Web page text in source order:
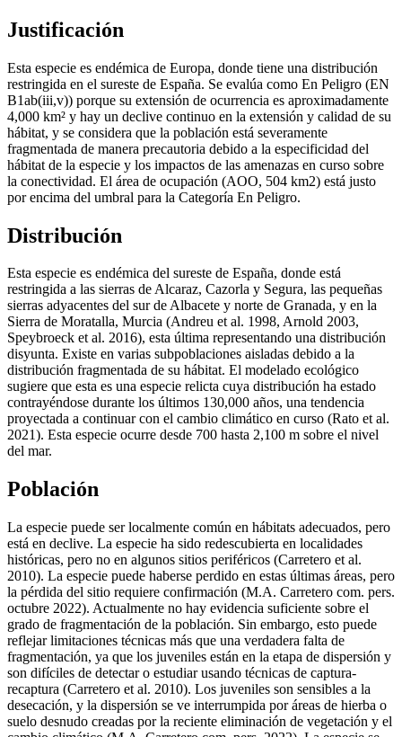
Justificación
Esta especie es endémica de Europa, donde tiene una distribución
restringida en el sureste de España. Se evalúa como En Peligro (EN
B1ab(iii,v)) porque su extensión de ocurrencia es aproximadamente
4,000 km² y hay un declive continuo en la extensión y calidad de su
hábitat, y se considera que la población está severamente
fragmentada de manera precautoria debido a la especificidad del
hábitat de la especie y los impactos de las amenazas en curso sobre
la conectividad. El área de ocupación (AOO, 504 km2) está justo
por encima del umbral para la Categoría En Peligro.
Distribución
Esta especie es endémica del sureste de España, donde está
restringida a las sierras de Alcaraz, Cazorla y Segura, las pequeñas
sierras adyacentes del sur de Albacete y norte de Granada, y en la
Sierra de Moratalla, Murcia (Andreu et al. 1998, Arnold 2003,
Speybroeck et al. 2016), esta última representando una distribución
disyunta. Existe en varias subpoblaciones aisladas debido a la
distribución fragmentada de su hábitat. El modelado ecológico
sugiere que esta es una especie relicta cuya distribución ha estado
contrayéndose durante los últimos 130,000 años, una tendencia
proyectada a continuar con el cambio climático en curso (Rato et al.
2021). Esta especie ocurre desde 700 hasta 2,100 m sobre el nivel
del mar.
Población
La especie puede ser localmente común en hábitats adecuados, pero
está en declive. La especie ha sido redescubierta en localidades
históricas, pero no en algunos sitios periféricos (Carretero et al.
2010). La especie puede haberse perdido en estas últimas áreas, pero
la pérdida del sitio requiere confirmación (M.A. Carretero com. pers.
octubre 2022). Actualmente no hay evidencia suficiente sobre el
grado de fragmentación de la población. Sin embargo, esto puede
reflejar limitaciones técnicas más que una verdadera falta de
fragmentación, ya que los juveniles están en la etapa de dispersión y
son difíciles de detectar o estudiar usando técnicas de captura-
recaptura (Carretero et al. 2010). Los juveniles son sensibles a la
desecación, y la dispersión se ve interrumpida por áreas de hierba o
suelo desnudo creadas por la reciente eliminación de vegetación y el